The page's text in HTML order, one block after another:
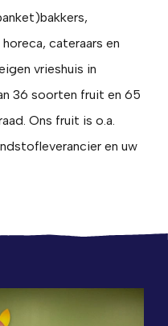
cateraars en
vrieshuis in
36 soorten fruit en 65
Ons fruit is o.a.
en uw